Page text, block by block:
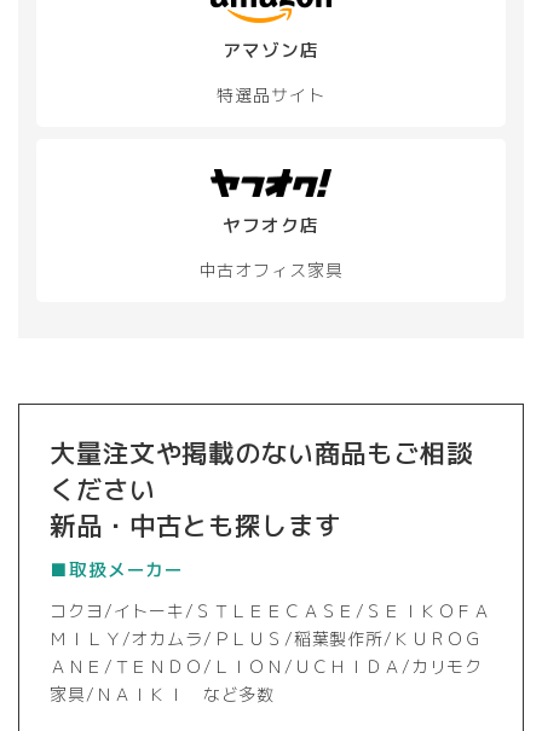
アマゾン店
特選品サイト
ヤフオク店
中古オフィス家具
大量注文や掲載のない商品もご相談
ください
新品・中古とも探します
■取扱メーカー
コクヨ/イトーキ/ＳＴＬＥＥＣＡＳＥ/ＳＥＩＫＯＦＡ
ＭＩＬＹ/オカムラ/ＰＬＵＳ/稲葉製作所/ＫＵＲＯＧ
ＡＮＥ/ＴＥＮＤＯ/ＬＩＯＮ/ＵＣＨＩＤＡ/カリモク
家具/ＮＡＩＫＩ など多数